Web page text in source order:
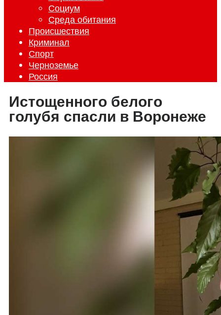
Социум
Среда обитания
Происшествия
Криминал
Спорт
Черноземье
Россия
Истощенного белого
голубя спасли в Воронеже